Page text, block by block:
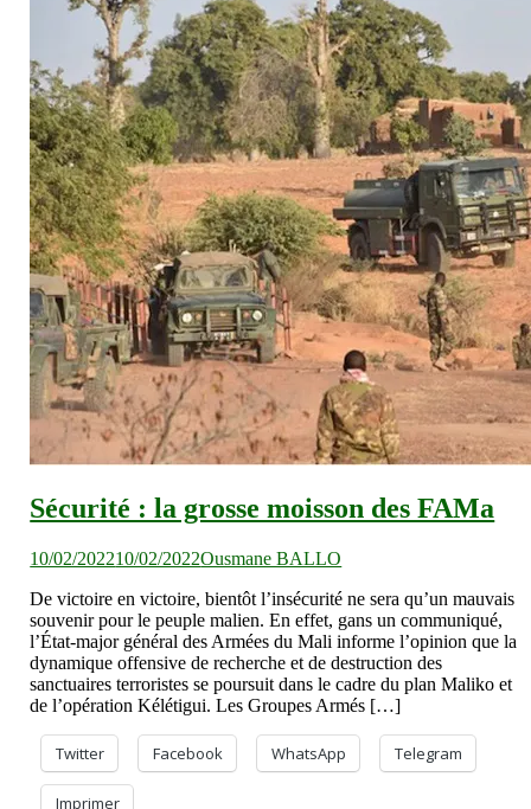
Sécurité : la grosse moisson des FAMa
10/02/202210/02/2022Ousmane BALLO
De victoire en victoire, bientôt l’insécurité ne sera qu’un mauvais
souvenir pour le peuple malien. En effet, gans un communiqué,
l’État-major général des Armées du Mali informe l’opinion que la
dynamique offensive de recherche et de destruction des
sanctuaires terroristes se poursuit dans le cadre du plan Maliko et
de l’opération Kélétigui. Les Groupes Armés […]
Twitter Facebook WhatsApp Telegram
Imprimer